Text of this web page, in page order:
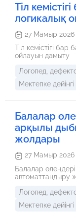
Тіл
логикалық
27 Мамыр 2026
Тіл кемістігі бар
ойлауын дамыту
Логопед,
Мектепке
Балалар
арқылы
жолдары
27 Мамыр 2026
Балалар
автоматтандыру
Логопед,
Мектепке